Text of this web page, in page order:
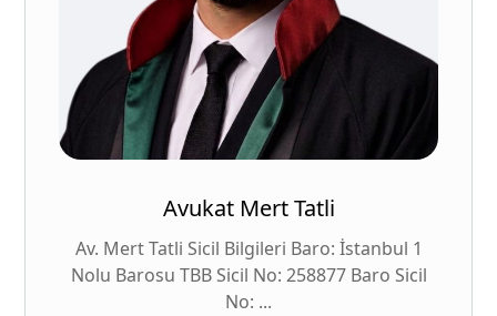
Avukat Mert Tatli
Av. Mert Tatli Sicil Bilgileri Baro: İstanbul 1
Nolu Barosu TBB Sicil No: 258877 Baro Sicil
No: ...